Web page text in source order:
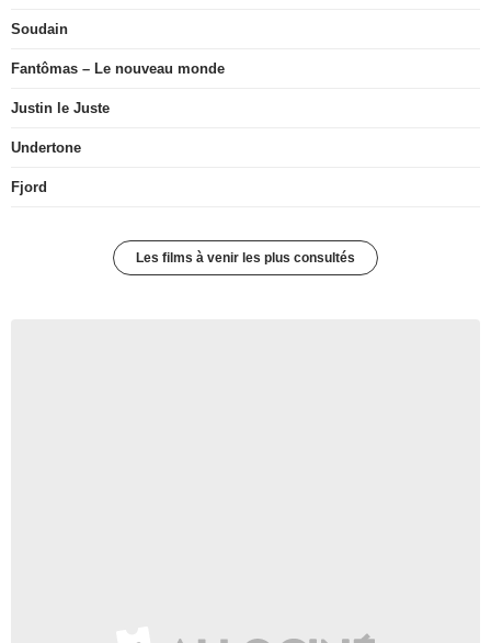
Soudain
Fantômas – Le nouveau monde
Justin le Juste
Undertone
Fjord
Les films à venir les plus consultés